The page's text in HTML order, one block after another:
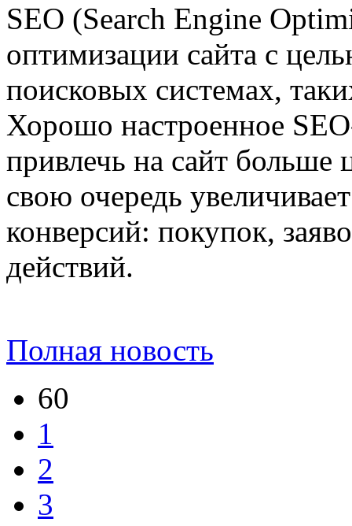
SEO (Search Engine
оптимизации сайта с
поисковых системах,
Хорошо настроенное
привлечь на сайт больше
свою очередь
конверсий: покупок,
действий.
Полная новость
60
1
2
3